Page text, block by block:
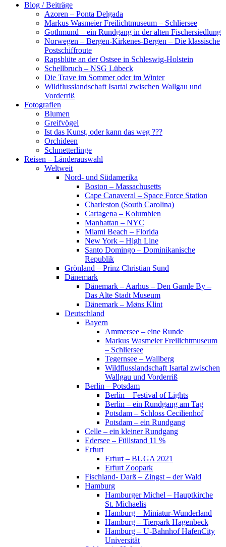
Blog / Beiträge
Azoren – Ponta Delgada
Markus Wasmeier Freilichtmuseum – Schliersee
Gothmund – ein Rundgang in der alten Fischersiedlung
Norwegen – Bergen-Kirkenes-Bergen – Die klassische
Postschiffroute
Rapsblüte an der Ostsee in Schleswig-Holstein
Schellbruch – NSG Lübeck
Die Trave im Sommer oder im Winter
Wildflusslandschaft Isartal zwischen Wallgau und
Vorderriß
Fotografien
Blumen
Greifvögel
Ist das Kunst, oder kann das weg ???
Orchideen
Schmetterlinge
Reisen – Länderauswahl
Weltweit
Nord- und Südamerika
Boston – Massachusetts
Cape Canaveral – Space Force Station
Charleston (South Carolina)
Cartagena – Kolumbien
Manhattan – NYC
Miami Beach – Florida
New York – High Line
Santo Domingo – Dominikanische
Republik
Grönland – Prinz Christian Sund
Dänemark
Dänemark – Aarhus – Den Gamle By –
Das Alte Stadt Museum
Dänemark – Møns Klint
Deutschland
Bayern
Ammersee – eine Runde
Markus Wasmeier Freilichtmuseum
– Schliersee
Tegernsee – Wallberg
Wildflusslandschaft Isartal zwischen
Wallgau und Vorderriß
Berlin – Potsdam
Berlin – Festival of Lights
Berlin – ein Rundgang am Tag
Potsdam – Schloss Cecilienhof
Potsdam – ein Rundgang
Celle – ein kleiner Rundgang
Edersee – Füllstand 11 %
Erfurt
Erfurt – BUGA 2021
Erfurt Zoopark
Fischland- Darß – Zingst – der Wald
Hamburg
Hamburger Michel – Hauptkirche
St. Michaelis
Hamburg – Miniatur-Wunderland
Hamburg – Tierpark Hagenbeck
Hamburg – U-Bahnhof HafenCity
Universität